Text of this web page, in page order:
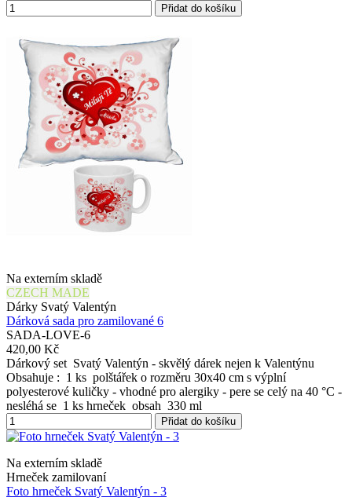
Přidat do košíku
Na externím skladě
CZECH MADE
Dárky Svatý Valentýn
Dárková sada pro zamilované 6
SADA-LOVE-6
420,00 Kč
Dárkový set Svatý Valentýn - skvělý dárek nejen k Valentýnu
Obsahuje : 1 ks polštářek o rozměru 30x40 cm s výplní
polyesterové kuličky - vhodné pro alergiky - pere se celý na 40 °C -
nesléhá se 1 ks hrneček obsah 330 ml
Přidat do košíku
Na externím skladě
Hrneček zamilovaní
Foto hrneček Svatý Valentýn - 3